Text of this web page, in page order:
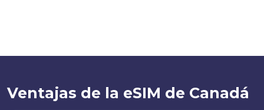
Ventajas de la eSIM de Canadá